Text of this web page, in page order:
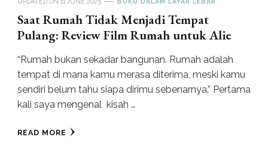
Saat Rumah Tidak Menjadi Tempat
Pulang: Review Film Rumah untuk Alie
“Rumah bukan sekadar bangunan. Rumah adalah
tempat di mana kamu merasa diterima, meski kamu
sendiri belum tahu siapa dirimu sebenarnya.” Pertama
kali saya mengenal kisah …
READ MORE